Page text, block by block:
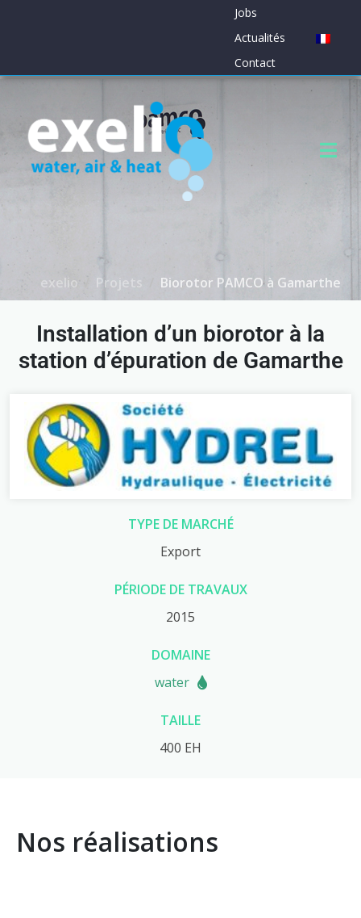
Jobs
Actualités
Contact
exelio Projets Biorotor PAMCO à Gamarthe
Installation d’un biorotor à la
station d’épuration de Gamarthe
TYPE DE MARCHÉ
Export
PÉRIODE DE TRAVAUX
2015
DOMAINE
water
TAILLE
400 EH
Nos réalisations